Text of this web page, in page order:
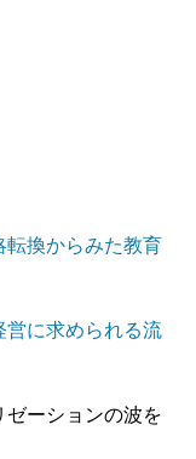
換からみた教育
に求められる流
ーションの波を